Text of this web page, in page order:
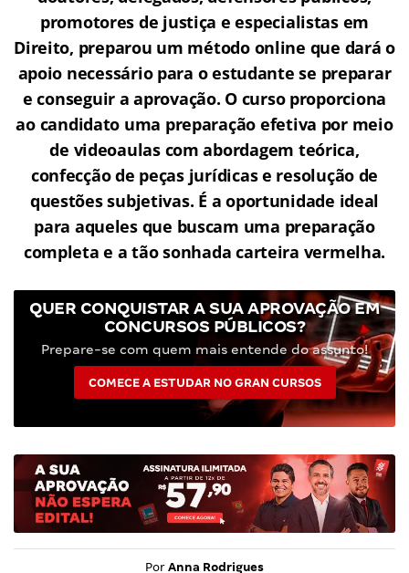
promotores de justiça e especialistas em
Direito, preparou um método online que dará o
apoio necessário para o estudante se preparar
e conseguir a aprovação. O curso proporciona
ao candidato uma preparação efetiva por meio
de videoaulas com abordagem teórica,
confecção de peças jurídicas e resolução de
questões subjetivas. É a oportunidade ideal
para aqueles que buscam uma preparação
completa e a tão sonhada carteira vermelha.
QUER CONQUISTAR A SUA APROVAÇÃO EM
CONCURSOS PÚBLICOS?
Prepare-se com quem mais entende do assunto!
COMECE A ESTUDAR NO GRAN CURSOS
Por Anna Rodrigues